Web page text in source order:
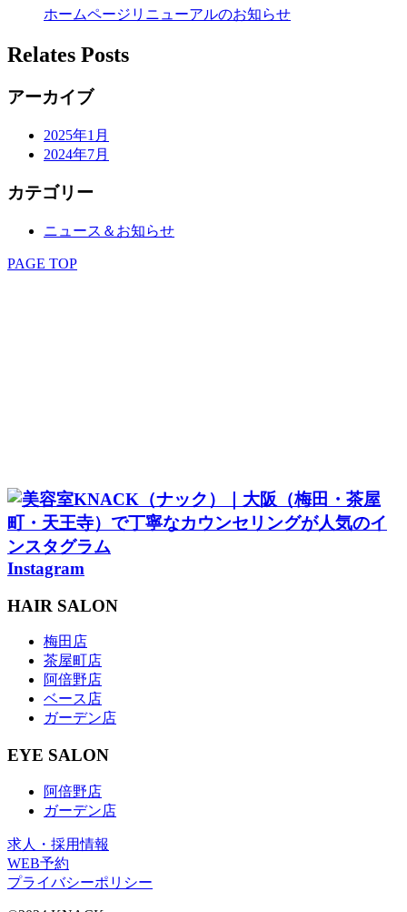
ホームページリニューアルのお知らせ
Relates Posts
アーカイブ
2025年1月
2024年7月
カテゴリー
ニュース＆お知らせ
PAGE TOP
Instagram
HAIR SALON
梅田店
茶屋町店
阿倍野店
ベース店
ガーデン店
EYE SALON
阿倍野店
ガーデン店
求人・採用情報
WEB予約
プライバシーポリシー